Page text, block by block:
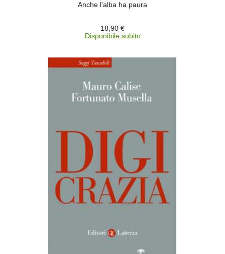
Anche l'alba ha paura
18,90 €
Disponibile subito